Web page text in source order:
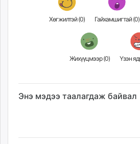
Хөгжилтэй (0) Гайхамшигтай (0)
Жихүүцмээр (0)
Энэ мэдээ таалагдаж байвал